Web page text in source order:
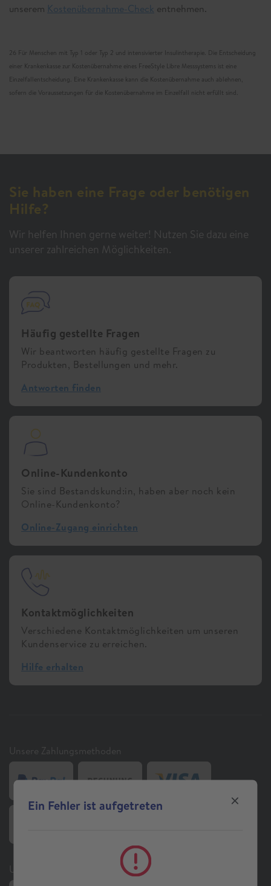
unserem Kostenübernahme-Check entnehmen.
26 Für Menschen mit Typ 1 oder Typ 2 und intensivierter Insulintherapie. Die Entscheidung
einer Krankenkasse zur Kostenübernahme eines FreeStyle Libre Messsystems ist eine
Einzelfallentscheidung. Eine Krankenkasse kann die Kostenübernahme auch ablehnen,
sofern die Voraussetzungen für die Kostenübernahme im Einzelfall nicht erfüllt sind.
Sie haben eine Frage oder benötigen
Hilfe?
Wir helfen Ihnen gerne weiter! Nutzen Sie dazu eine
unserer zahlreichen Möglichkeiten.
Häufig gestellte Fragen
Wir beantworten häufig gestellte Fragen zu
Produkten, Bestellungen und mehr.
Antworten finden
Online-Kundenkonto
Sie sind Bestandskund:in, haben aber noch kein
Online-Kundenkonto?
Online-Zugang einrichten
Kontaktmöglichkeiten
Verschiedene Kontaktmöglichkeiten um unseren
Kundenservice zu erreichen.
Hilfe erhalten
Unsere Zahlungsmethoden
Unsere Auszeichnungen und Zertifizierungen
Ein Fehler ist aufgetreten